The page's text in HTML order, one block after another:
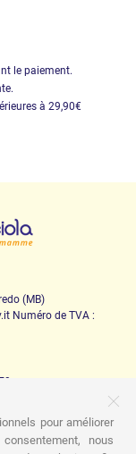
le paiement.
à 29,90€
(MB)
Numéro de TVA :
pour améliorer
nous